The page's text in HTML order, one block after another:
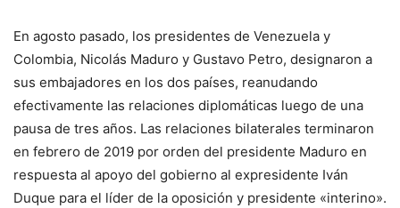
En agosto pasado, los presidentes de Venezuela y
Colombia, Nicolás Maduro y Gustavo Petro, designaron a
sus embajadores en los dos países, reanudando
efectivamente las relaciones diplomáticas luego de una
pausa de tres años. Las relaciones bilaterales terminaron
en febrero de 2019 por orden del presidente Maduro en
respuesta al apoyo del gobierno al expresidente Iván
Duque para el líder de la oposición y presidente «interino».